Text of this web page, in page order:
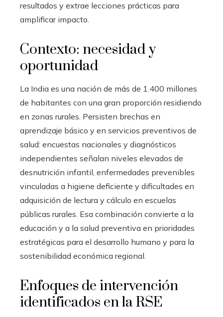
resultados y extrae lecciones prácticas para
amplificar impacto.
Contexto: necesidad y
oportunidad
La India es una nación de más de 1.400 millones
de habitantes con una gran proporción residiendo
en zonas rurales. Persisten brechas en
aprendizaje básico y en servicios preventivos de
salud: encuestas nacionales y diagnósticos
independientes señalan niveles elevados de
desnutrición infantil, enfermedades prevenibles
vinculadas a higiene deficiente y dificultades en
adquisición de lectura y cálculo en escuelas
públicas rurales. Esa combinación convierte a la
educación y a la salud preventiva en prioridades
estratégicas para el desarrollo humano y para la
sostenibilidad económica regional.
Enfoques de intervención
identificados en la RSE